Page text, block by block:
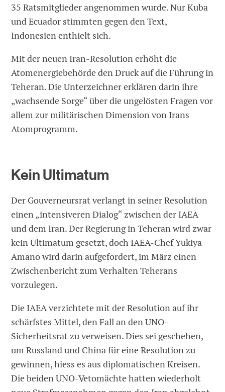
35 Ratsmitglieder angenommen wurde. Nur Kuba
und Ecuador stimmten gegen den Text,
Indonesien enthielt sich.
Mit der neuen Iran-Resolution erhöht die
Atomenergiebehörde den Druck auf die Führung in
Teheran. Die Unterzeichner erklären darin ihre
„wachsende Sorge“ über die ungelösten Fragen vor
allem zur militärischen Dimension von Irans
Atomprogramm.
Kein Ultimatum
Der Gouverneursrat verlangt in seiner Resolution
einen „intensiveren Dialog“ zwischen der IAEA
und dem Iran. Der Regierung in Teheran wird zwar
kein Ultimatum gesetzt, doch IAEA-Chef Yukiya
Amano wird darin aufgefordert, im März einen
Zwischenbericht zum Verhalten Teherans
vorzulegen.
Die IAEA verzichtete mit der Resolution auf ihr
schärfstes Mittel, den Fall an den UNO-
Sicherheitsrat zu verweisen. Dies sei geschehen,
um Russland und China für eine Resolution zu
gewinnen, hiess es aus diplomatischen Kreisen.
Die beiden UNO-Vetomächte hatten wiederholt